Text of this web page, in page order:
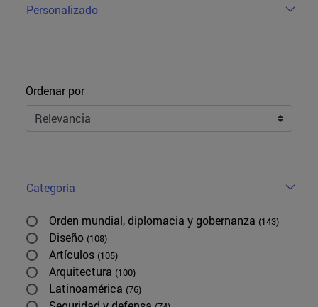
Personalizado
Ordenar
Ordenar por
Categoría
Orden mundial, diplomacia y gobernanza (143)
Diseño (108)
Artículos (105)
Arquitectura (100)
Latinoamérica (76)